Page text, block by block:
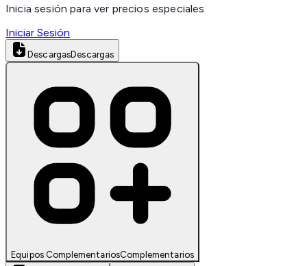
Inicia sesión para ver precios especiales
Iniciar Sesión
DescargasDescargas
Equipos ComplementariosComplementarios